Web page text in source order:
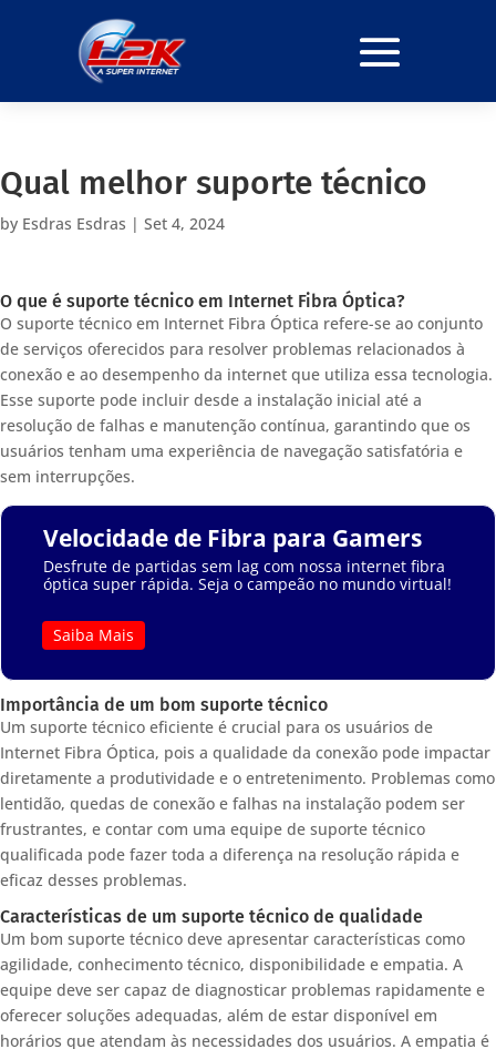
Qual melhor suporte técnico
by Esdras Esdras | Set 4, 2024
O que é suporte técnico em Internet Fibra Óptica?
O suporte técnico em Internet Fibra Óptica refere-se ao conjunto
de serviços oferecidos para resolver problemas relacionados à
conexão e ao desempenho da internet que utiliza essa tecnologia.
Esse suporte pode incluir desde a instalação inicial até a
resolução de falhas e manutenção contínua, garantindo que os
usuários tenham uma experiência de navegação satisfatória e
sem interrupções.
Velocidade de Fibra para Gamers
Desfrute de partidas sem lag com nossa internet fibra
óptica super rápida. Seja o campeão no mundo virtual!
Saiba Mais
Importância de um bom suporte técnico
Um suporte técnico eficiente é crucial para os usuários de
Internet Fibra Óptica, pois a qualidade da conexão pode impactar
diretamente a produtividade e o entretenimento. Problemas como
lentidão, quedas de conexão e falhas na instalação podem ser
frustrantes, e contar com uma equipe de suporte técnico
qualificada pode fazer toda a diferença na resolução rápida e
eficaz desses problemas.
Características de um suporte técnico de qualidade
Um bom suporte técnico deve apresentar características como
agilidade, conhecimento técnico, disponibilidade e empatia. A
equipe deve ser capaz de diagnosticar problemas rapidamente e
oferecer soluções adequadas, além de estar disponível em
horários que atendam às necessidades dos usuários. A empatia é